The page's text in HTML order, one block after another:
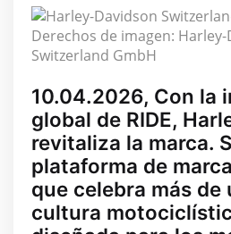
Derechos de imagen:
Switzerland GmbH
10.04.2026, Con la
global de RIDE,
revitaliza la marca.
plataforma de
que celebra más de
cultura